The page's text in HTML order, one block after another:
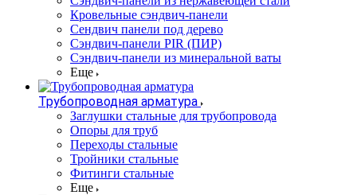
Кровельные сэндвич-панели
Сендвич панели под дерево
Сэндвич-панели PIR (ПИР)
Сэндвич-панели из минеральной ваты
Еще
Трубопроводная арматура
Заглушки стальные для трубопровода
Опоры для труб
Переходы стальные
Тройники стальные
Фитинги стальные
Еще